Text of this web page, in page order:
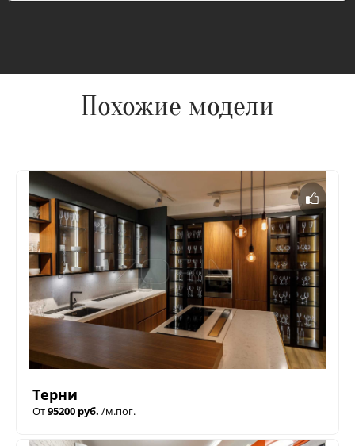
Похожие модели
Терни
От95200 руб. /м.пог.